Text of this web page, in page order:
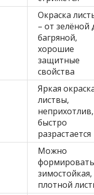
Окраска
– от зелёной
багряной,
хорошие
защитные
свойства
Яркая
листвы,
неприхотлив,
быстро
разрастается
Можно
зимостойкая,
плотной